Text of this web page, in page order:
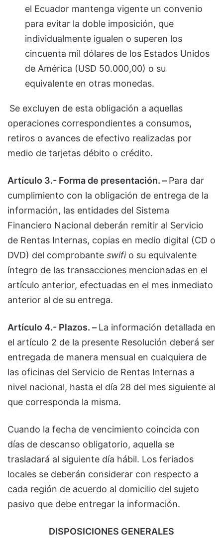
el Ecuador mantenga vigente un convenio
para evitar la doble imposición, que
individualmente igualen o superen los
cincuenta mil dólares de los Estados Unidos
de América (USD 50.000,00) o su
equivalente en otras monedas.
Se excluyen de esta obligación a aquellas
operaciones correspondientes a consumos,
retiros o avances de efectivo realizadas por
medio de tarjetas débito o crédito.
Artículo 3.- Forma de presentación. – Para dar
cumplimiento con la obligación de entrega de la
información, las entidades del Sistema
Financiero Nacional deberán remitir al Servicio
de Rentas Internas, copias en medio digital (CD o
DVD) del comprobante swifi o su equivalente
íntegro de las transacciones mencionadas en el
artículo anterior, efectuadas en el mes inmediato
anterior al de su entrega.
Artículo 4.- Plazos. – La información detallada en
el artículo 2 de la presente Resolución deberá ser
entregada de manera mensual en cualquiera de
las oficinas del Servicio de Rentas Internas a
nivel nacional, hasta el día 28 del mes siguiente al
que corresponda la misma.
Cuando la fecha de vencimiento coincida con
días de descanso obligatorio, aquella se
trasladará al siguiente día hábil. Los feriados
locales se deberán considerar con respecto a
cada región de acuerdo al domicilio del sujeto
pasivo que debe entregar la información.
DISPOSICIONES GENERALES